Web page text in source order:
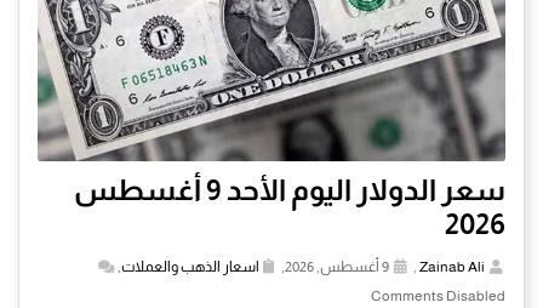
سعر الدولار اليوم الأحد 9 أغسطس
2026
Zainab Ali اسعار الذهب والعملات
Comments Disabled